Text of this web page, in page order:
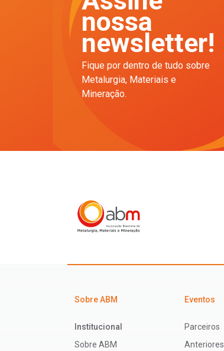
nossa
newsletter!
Fique por dentro de tudo sobre
Metalurgia, Materiais e
Mineração.
Sobre ABM
Institucional
Sobre ABM
Eventos
Parceiros
Anteriores